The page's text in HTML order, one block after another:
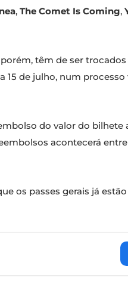
, The Comet Is Coming,
têm de ser
de julho, num processo
do valor do bilhete
acontecerá entre
os passes gerais já